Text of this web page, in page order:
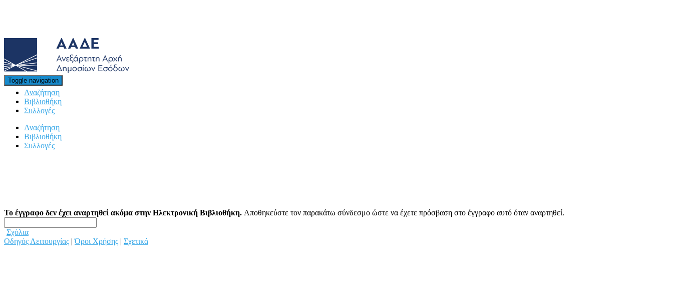
Toggle navigation
Αναζήτηση
Βιβλιοθήκη
Συλλογές
Αναζήτηση
Βιβλιοθήκη
Συλλογές
Το έγγραφο δεν έχει αναρτηθεί ακόμα στην Ηλεκτρονική Βιβλιοθήκη. Αποθηκεύστε τον παρακάτω σύνδεσμο ώστε να έχετε πρόσβαση στο έγγραφο αυτό όταν αναρτηθεί.
Σχόλια
Οδηγός Λειτουργίας |Όροι Χρήσης | Σχετικά